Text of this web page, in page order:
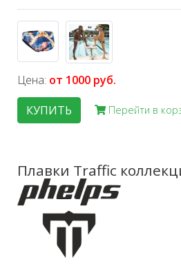
Цена: от 1000 руб.
КУПИТЬ
Перейти в
Плавки Traffic